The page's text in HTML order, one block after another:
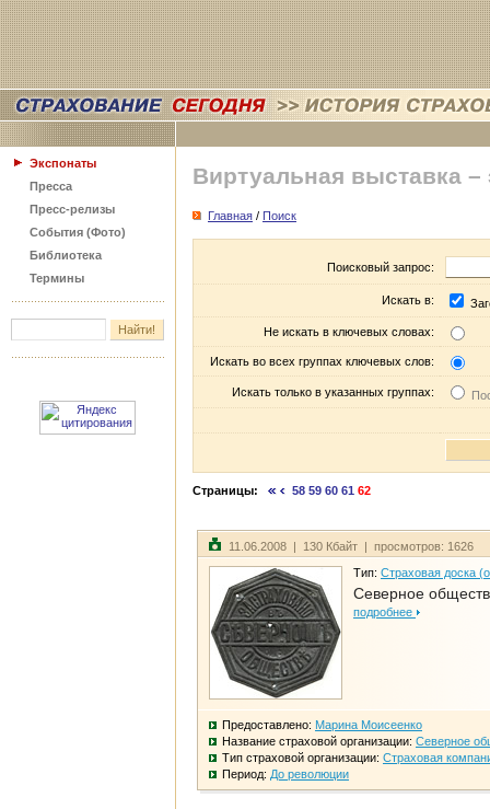
Экспонаты
Пресса
Пресс-релизы
События (Фото)
Библиотека
Термины
Виртуальная выставка –
Главная / Поиск
Поисковый запрос:
Искать в:
Не искать в ключевых словах:
Искать во всех группах ключевых слов:
Искать только в указанных группах:
Страницы: 58 59 60 61 62
11.06.2008 | 130 Кбайт | просмотров: 1626
Тип: Страховая доска
Северное
подробнее
Предоставлено: Марина Моисеенко
Название страховой организации: Северное
Тип страховой организации: Страховая
Период: До революции